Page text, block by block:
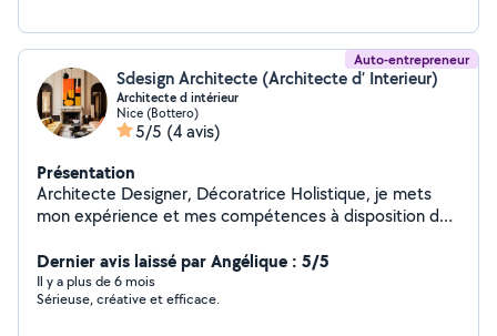
Auto-entrepreneur
Sdesign Architecte (Architecte d’ Interieur)
Architecte d intérieur
Nice (Bottero)
5/5 (4 avis)
Présentation
Architecte Designer, Décoratrice Holistique, je mets
mon expérience et mes compétences à disposition de
décoration de vos intérieurs. Création et Décoration
grâce aux formes, aux matières, aux couleurs. Conseils
et prestations en Home Staging Conseils et analyse
Dernier avis laissé par Angélique : 5/5
Il y a plus de 6 mois
Sérieuse, créative et efficace.